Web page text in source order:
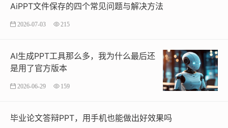
AiPPT文件保存的四个常见问题与解决方法
2026-07-03 215
AI生成PPT工具那么多，我为什么最后还
是用了官方版本
2026-06-29 159
毕业论文答辩PPT，用手机也能做出好效果吗